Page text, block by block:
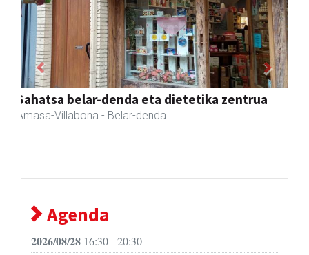
Amasa kafetegia
Amasa-Villabona - Gozotegiak
Previous Next
Agenda
2026/08/28 16:30 - 20:30